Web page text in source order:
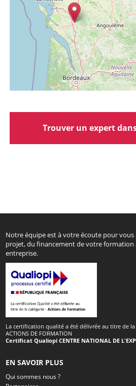
Trouver un expert
Notre équipe est à votre écoute pour
projet, du financement de votre formation
entreprise.
La certification qualité a été délivrée au titre de
ACTIONS DE FORMATION
Certificat Qualiopi CENTRE NATIONAL DE
EN SAVOIR PLUS
Qui sommes nous ?